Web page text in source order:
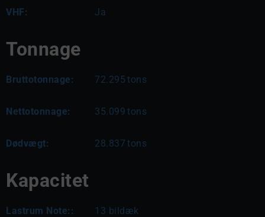
VHF: Ja
Tonnage
Bruttotonnage: 72.295 tons
Nettotonnage: 35.099 tons
Dødvægt: 28.837 tons
Kapacitet
Lastrum Note:: 13 bildæk